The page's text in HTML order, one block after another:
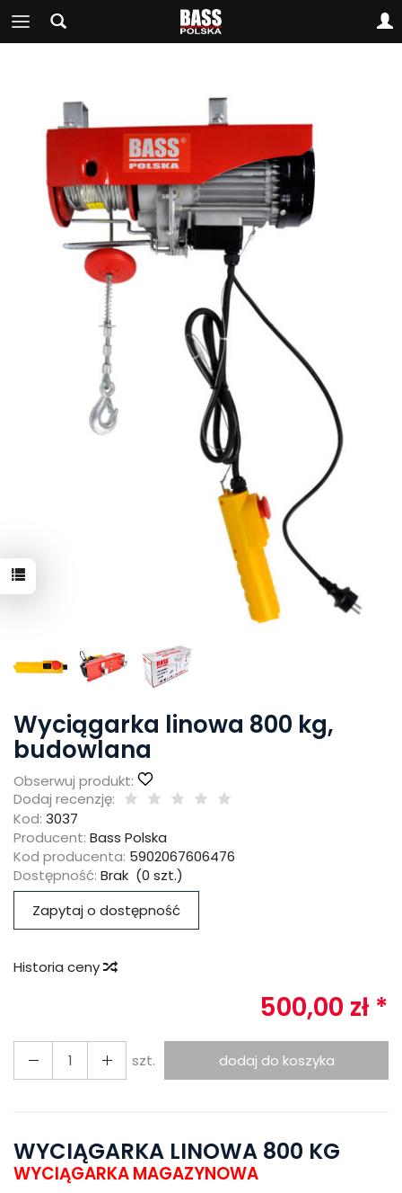
Wyciągarka linowa 800 kg,
budowlana
Obserwuj produkt:
Dodaj recenzję:
Kod: 3037
Producent: Bass Polska
Kod producenta: 5902067606476
Dostępność: Brak (0 szt.)
Zapytaj o dostępność
Historia ceny
500,00 zł *
szt. dodaj do koszyka
WYCIĄGARKA LINOWA 800 KG
WYCIĄGARKA MAGAZYNOWA